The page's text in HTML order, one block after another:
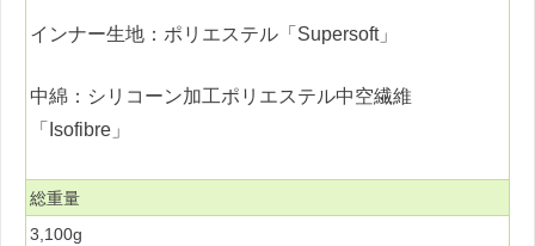
インナー生地：ポリエステル「Supersoft」
中綿：シリコーン加工ポリエステル中空繊維
「Isofibre」
総重量
3,100g